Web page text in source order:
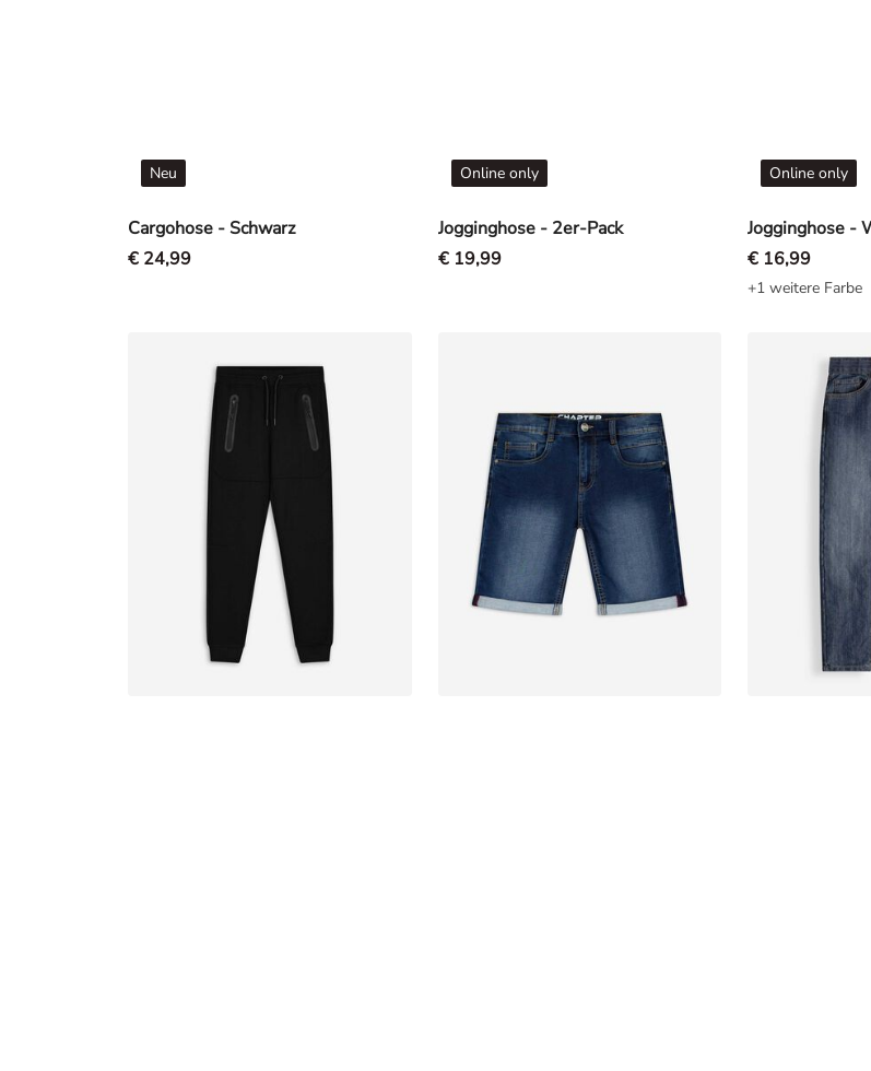
Cargohose - Schwarz
Neu
€ 24,99
Jogginghose - 2er-Pack
Online only
€ 19,99
Online only
€ 16,99
+1 weitere Farbe